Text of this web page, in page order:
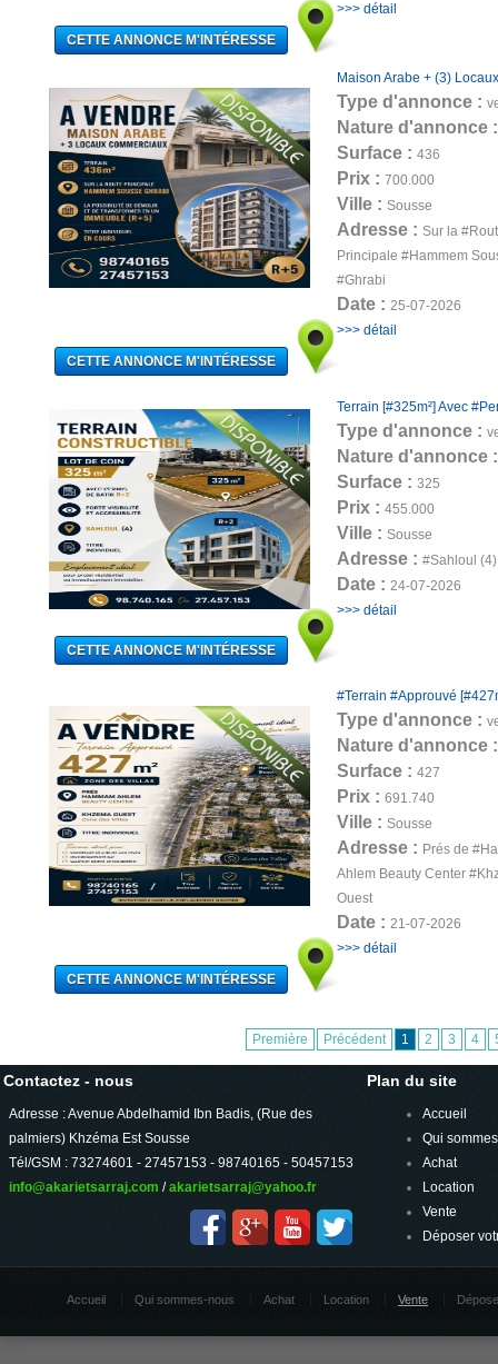
>>> détail
Maison Arabe + (3)
Type d'annonce :
Nature d'annonce
Surface : 436
Prix : 700.000
Ville : Sousse
Adresse : Sur la
Principale #Hammem
#Ghrabi
Date : 25-07-2026
>>> détail
Terrain [#325m²] Avec
Type d'annonce :
Nature d'annonce
Surface : 325
Prix : 455.000
Ville : Sousse
Adresse : #Sahloul (4)
Date : 24-07-2026
>>> détail
#Terrain #Approuvé
Type d'annonce :
Nature d'annonce
Surface : 427
Prix : 691.740
Ville : Sousse
Adresse : Prés de
Ahlem Beauty Center
Ouest
Date : 21-07-2026
>>> détail
Première Précédent 1 2 3 4
Contactez - nous
Adresse : Avenue Abdelhamid Ibn Badis, (Rue des
palmiers) Khzéma Est Sousse
Tél/GSM : 73274601 - 27457153 - 98740165 - 50457153
info@akarietsarraj.com /akarietsarraj@yahoo.fr
Plan du site
Accueil
Qui
Achat
Location
Vente
Déposer
Accueil Qui sommes-nous Achat Location Vente